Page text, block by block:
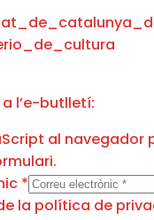
l’e-butlletí:
al navegador
*
la política de